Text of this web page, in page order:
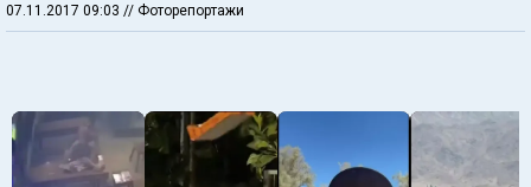
07.11.2017 09:03 // Фоторепортажи